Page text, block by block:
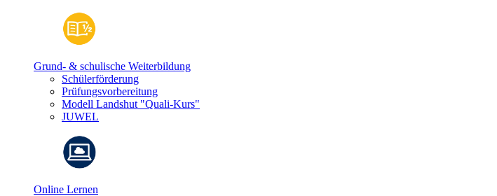
Grund- & schulische Weiterbildung
Schülerförderung
Prüfungsvorbereitung
Modell Landshut "Quali-Kurs"
JUWEL
Online Lernen